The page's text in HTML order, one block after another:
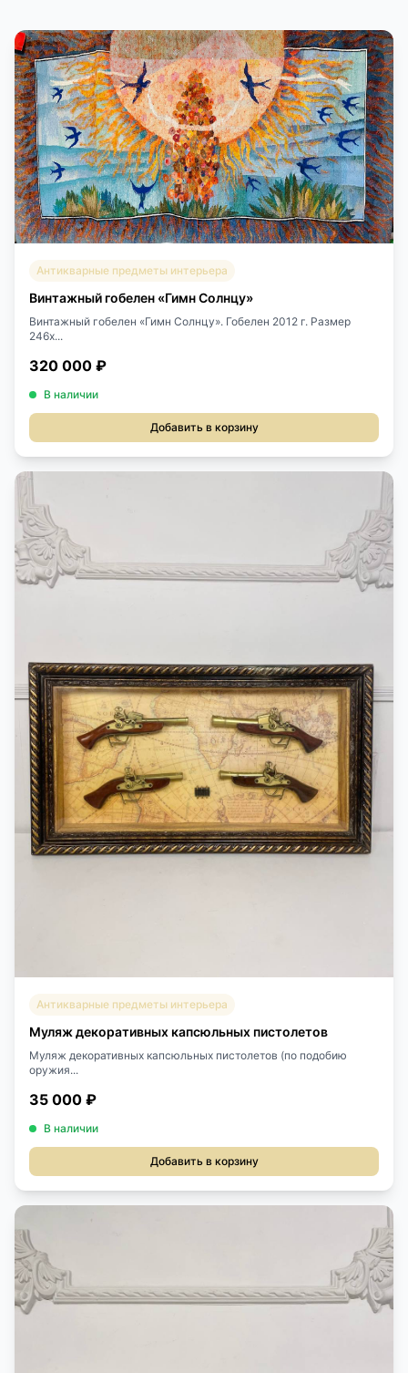
Антикварные предметы интерьера
Винтажный гобелен «Гимн Солнцу»
Винтажный гобелен «Гимн Солнцу». Гобелен 2012 г. Размер
246х...
320 000 ₽
В наличии
Добавить в корзину
Антикварные предметы интерьера
Муляж декоративных капсюльных пистолетов
Муляж декоративных капсюльных пистолетов (по подобию
оружия...
35 000 ₽
В наличии
Добавить в корзину